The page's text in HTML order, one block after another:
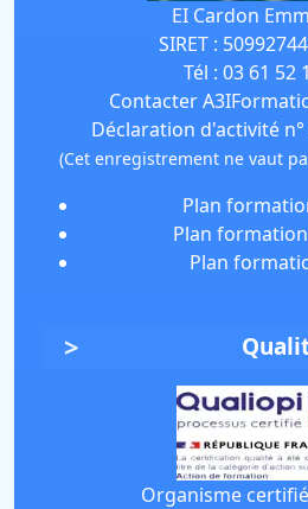
EI Cardon
SIRET :
Tél : 03 61 52
Contacter
Déclaration d'activité n°
(Cet enregistrement ne vaut
Plan
Plan
Plan
Organisme